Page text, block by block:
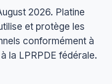
2026. Platine
et protège les
conformément à
la LPRPDE fédérale.